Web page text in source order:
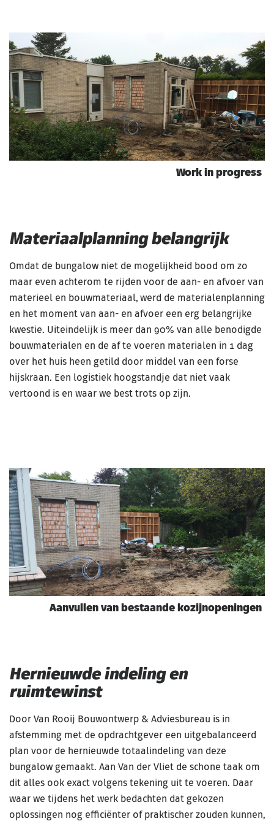
Work in progress
Materiaalplanning belangrijk
Omdat de bungalow niet de mogelijkheid bood om zo
maar even achterom te rijden voor de aan- en afvoer van
materieel en bouwmateriaal, werd de materialenplanning
en het moment van aan- en afvoer een erg belangrijke
kwestie. Uiteindelijk is meer dan 90% van alle benodigde
bouwmaterialen en de af te voeren materialen in 1 dag
over het huis heen getild door middel van een forse
hijskraan. Een logistiek hoogstandje dat niet vaak
vertoond is en waar we best trots op zijn.
Aanvullen van bestaande kozijnopeningen
Hernieuwde indeling en
ruimtewinst
Door Van Rooij Bouwontwerp & Adviesbureau is in
afstemming met de opdrachtgever een uitgebalanceerd
plan voor de hernieuwde totaalindeling van deze
bungalow gemaakt. Aan Van der Vliet de schone taak om
dit alles ook exact volgens tekening uit te voeren. Daar
waar we tijdens het werk bedachten dat gekozen
oplossingen nog efficiënter of praktischer zouden kunnen,